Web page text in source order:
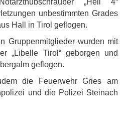
„Heli 4“
unbestimmten Grades
Hall in Tirol geflogen.
Gruppenmitglieder wurden mit
„Libelle Tirol“ geborgen und
geflogen.
die Feuerwehr Gries am
und die Polizei Steinach